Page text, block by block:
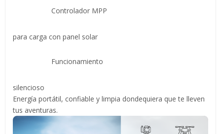
Controlador MPP
para carga con panel solar
Funcionamiento
silencioso
Energía portátil, confiable y limpia dondequiera que te lleven
tus aventuras.